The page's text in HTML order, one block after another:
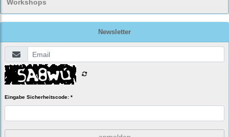
Workshops
Newsletter
Eingabe Sicherheitscode: *